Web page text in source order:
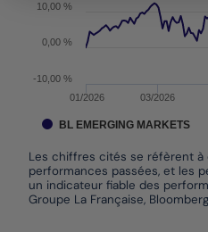
Les chiffres cités se réfèrent à
performances passées, et les
un indicateur fiable des
Groupe La Française,
01/2026 03/2026
0,00 %
-10,00 %
10,00 %
BL EMERGING MARKETS